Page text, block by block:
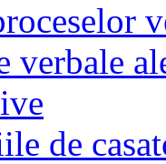
verbale
de